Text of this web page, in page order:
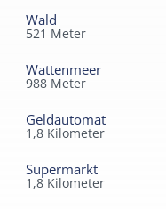
Wald
521 Meter
Wattenmeer
988 Meter
Geldautomat
1,8 Kilometer
Supermarkt
1,8 Kilometer